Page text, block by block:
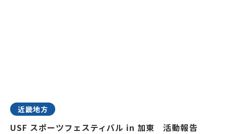
近畿地方
USF スポーツフェスティバル in 加東 活動報告